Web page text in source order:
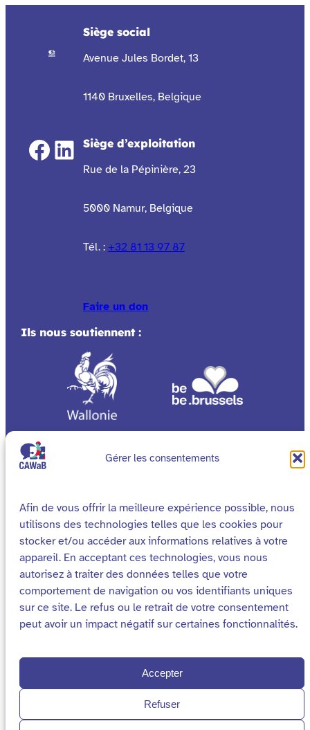
Gérer les consentements
Afin de vous offrir la meilleure expérience possible, nous
utilisons des technologies telles que les cookies pour
stocker et/ou accéder aux informations relatives à votre
appareil. En acceptant ces technologies, vous nous
autorisez à traiter des données telles que votre
comportement de navigation ou vos identifiants uniques
sur ce site. Le refus ou le retrait de votre consentement
peut avoir un impact négatif sur certaines fonctionnalités.
Accepter
Refuser
Facebook LinkedIn
Siège social
Avenue Jules Bordet, 13
1140 Bruxelles, Belgique
Siège d’exploitation
Rue de la Pépinière, 23
5000 Namur, Belgique
Tél. : +32 81 13 97 87
Faire un don
Ils nous soutiennent :
pour le Collectif Accessibilité Wallonie Bruxelles
CookiesMentions légales
Declaration d’accessibilitéPlan du site